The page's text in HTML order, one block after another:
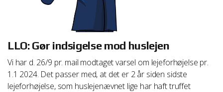
LLO: Gør indsigelse mod huslejen
Vi har d. 26/9 pr. mail modtaget varsel om lejeforhøjelse pr.
1.1 2024. Det passer med, at det er 2 år siden sidste
lejeforhøjelse, som huslejenævnet lige har haft truffet